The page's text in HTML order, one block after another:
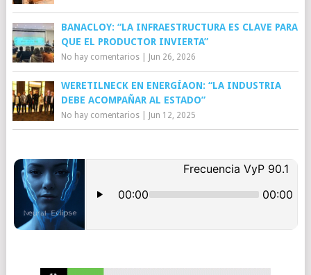
BANACLOY: “LA INFRAESTRUCTURA ES CLAVE PARA
QUE EL PRODUCTOR INVIERTA”
No hay comentarios| Jun 26, 2026
WERETILNECK EN ENERGÍAON: “LA INDUSTRIA
DEBE ACOMPAÑAR AL ESTADO”
No hay comentarios| Jun 12, 2025